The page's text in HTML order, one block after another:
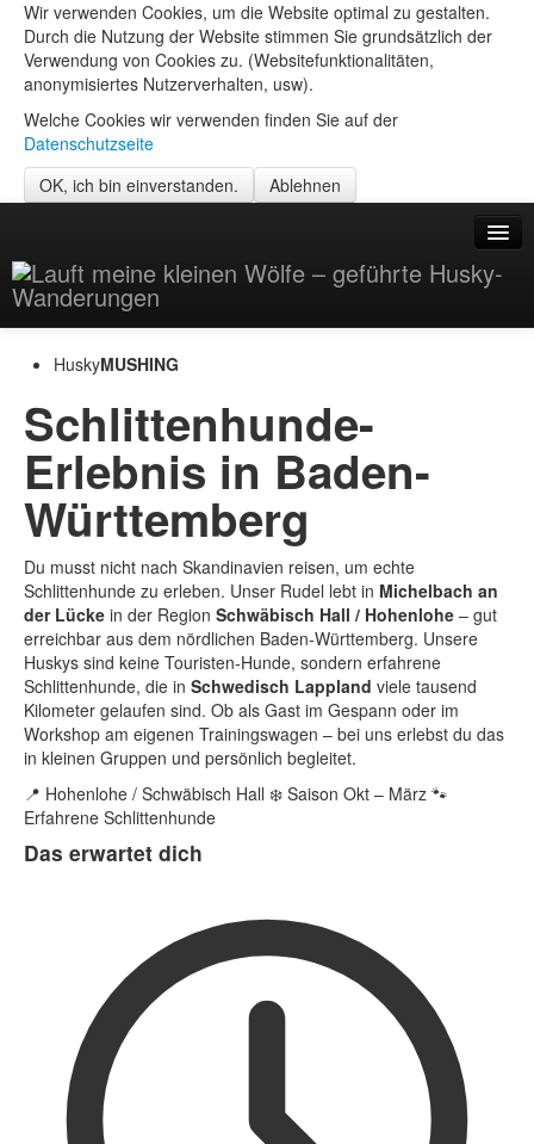
Wir verwenden Cookies, um die Website optimal zu gestalten.
Durch die Nutzung der Website stimmen Sie grundsätzlich der
Verwendung von Cookies zu. (Websitefunktionalitäten,
anonymisiertes Nutzerverhalten, usw).
Welche Cookies wir verwenden finden Sie auf der
Datenschutzseite
OK, ich bin einverstanden.
Ablehnen
Team
Kontakt
Anfahrt
Tour buchen
HuskyMUSHING
Schlittenhunde-
Erlebnis in Baden-
Württemberg
Du musst nicht nach Skandinavien reisen, um echte
Schlittenhunde zu erleben. Unser Rudel lebt in Michelbach an
der Lücke in der Region Schwäbisch Hall / Hohenlohe – gut
erreichbar aus dem nördlichen Baden-Württemberg. Unsere
Huskys sind keine Touristen-Hunde, sondern erfahrene
Schlittenhunde, die in Schwedisch Lappland viele tausend
Kilometer gelaufen sind. Ob als Gast im Gespann oder im
Workshop am eigenen Trainingswagen – bei uns erlebst du das
in kleinen Gruppen und persönlich begleitet.
📍 Hohenlohe / Schwäbisch Hall ❄️ Saison Okt – März 🐾
Erfahrene Schlittenhunde
Das erwartet dich